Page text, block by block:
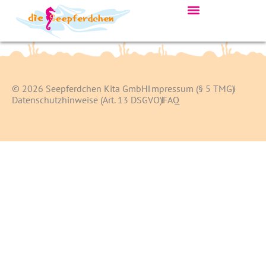
© 2026 Seepferdchen Kita GmbHImpressum (§ 5 TMG)
Datenschutzhinweise (Art. 13 DSGVO)FAQ